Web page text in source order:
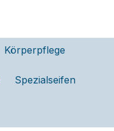
Körperpflege
Spezialseifen